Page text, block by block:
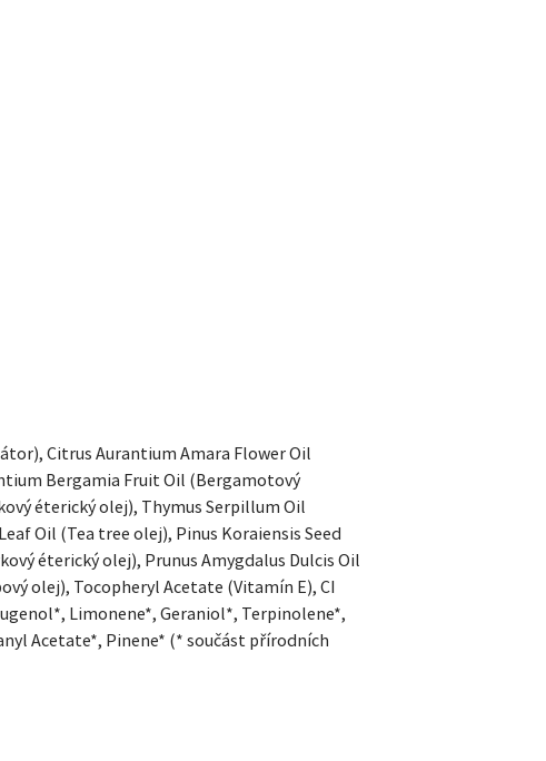
Citrus Aurantium Amara Flower Oil
Bergamia Fruit Oil (Bergamotový
éterický olej), Thymus Serpillum Oil
Oil (Tea tree olej), Pinus Koraiensis Seed
éterický olej), Prunus Amygdalus Dulcis Oil
olej), Tocopheryl Acetate (Vitamín E), CI
Limonene*, Geraniol*, Terpinolene*,
Acetate*, Pinene* (* součást přírodních